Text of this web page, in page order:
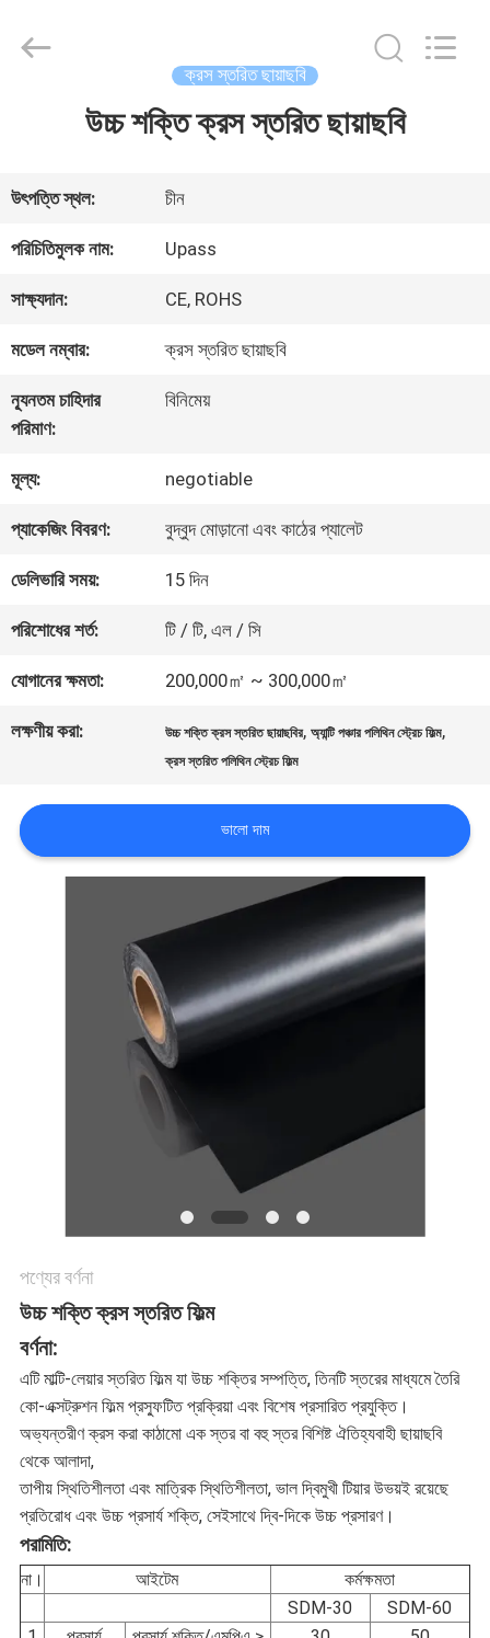
পণ্য
ভিডিও
ভিআর
শো
আমাদের
সম্পর্কে
কারখানা
পরিদর্শন
নিয়ন্ত্রণ
সাইট
ম্যাপ
গোপনীয়তা
নীতি
Material
Technology
ক্রস স্তরিত ছায়াছবি
উচ্চ শক্তি ক্রস স্তরিত ছায়াছবি
উৎপত্তি স্থল: চীন
পরিচিতিমুলক নাম: Upass
সাক্ষ্যদান: CE, ROHS
মডেল নম্বার: ক্রস স্তরিত ছায়াছবি
ন্যূনতম চাহিদার
পরিমাণ:
বিনিমেয়
মূল্য: negotiable
প্যাকেজিং বিবরণ: বুদ্বুদ মোড়ানো এবং কাঠের প্যালেট
ডেলিভারি সময়: 15 দিন
পরিশোধের শর্ত: টি / টি, এল / সি
যোগানের ক্ষমতা: 200,000㎡ ~ 300,000㎡
লক্ষণীয় করা: উচ্চ শক্তি ক্রস স্তরিত ছায়াছবির,অ্যান্টি পঞ্চার পলিথিন স্ট্রেচ ফিল্ম,
ক্রস স্তরিত পলিথিন স্ট্রেচ ফিল্ম
ভালো দাম
পণ্যের বর্ণনা
উচ্চ শক্তি ক্রস স্তরিত ফিল্ম
বর্ণনা:
এটি মাল্টি-লেয়ার স্তরিত ফিল্ম যা উচ্চ শক্তির সম্পত্তি, তিনটি স্তরের মাধ্যমে তৈরি
কো-এক্সট্রুশন ফিল্ম প্রস্ফুটিত প্রক্রিয়া এবং বিশেষ প্রসারিত প্রযুক্তি।
অভ্যন্তরীণ ক্রস করা কাঠামো এক স্তর বা বহু স্তর বিশিষ্ট ঐতিহ্যবাহী ছায়াছবি
থেকে আলাদা,
তাপীয় স্থিতিশীলতা এবং মাত্রিক স্থিতিশীলতা, ভাল দ্বিমুখী টিয়ার উভয়ই রয়েছে
প্রতিরোধ এবং উচ্চ প্রসার্য শক্তি, সেইসাথে দ্বি-দিকে উচ্চ প্রসারণ।
পরামিতি:
না। আইটেম
কর্মক্ষমতা
SDM-30
SDM-60